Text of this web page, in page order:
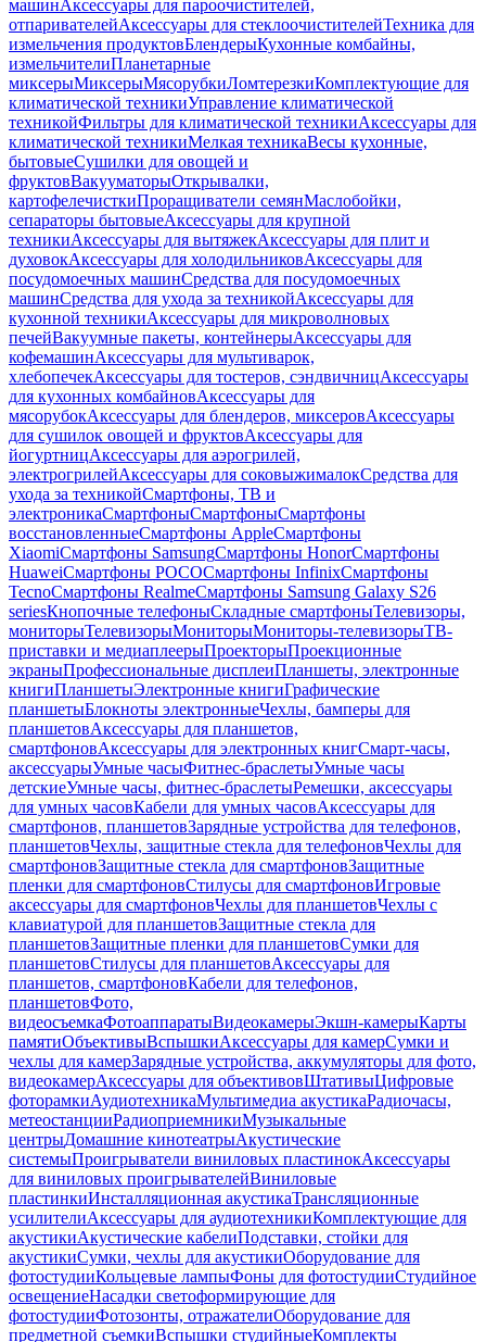
машинАксессуары для пароочистителей,
отпаривателейАксессуары для стеклоочистителейТехника для
измельчения продуктовБлендерыКухонные комбайны,
измельчителиПланетарные
миксерыМиксерыМясорубкиЛомтерезкиКомплектующие для
климатической техникиУправление климатической
техникойФильтры для климатической техникиАксессуары для
климатической техникиМелкая техникаВесы кухонные,
бытовыеСушилки для овощей и
фруктовВакууматорыОткрывалки,
картофелечисткиПроращиватели семянМаслобойки,
сепараторы бытовыеАксессуары для крупной
техникиАксессуары для вытяжекАксессуары для плит и
духовокАксессуары для холодильниковАксессуары для
посудомоечных машинСредства для посудомоечных
машинСредства для ухода за техникойАксессуары для
кухонной техникиАксессуары для микроволновых
печейВакуумные пакеты, контейнерыАксессуары для
кофемашинАксессуары для мультиварок,
хлебопечекАксессуары для тостеров, сэндвичницАксессуары
для кухонных комбайновАксессуары для
мясорубокАксессуары для блендеров, миксеровАксессуары
для сушилок овощей и фруктовАксессуары для
йогуртницАксессуары для аэрогрилей,
электрогрилейАксессуары для соковыжималокСредства для
ухода за техникойСмартфоны, ТВ и
электроникаСмартфоныСмартфоныСмартфоны
восстановленныеСмартфоны AppleСмартфоны
XiaomiСмартфоны SamsungСмартфоны HonorСмартфоны
HuaweiСмартфоны POCOСмартфоны InfinixСмартфоны
TecnoСмартфоны RealmeСмартфоны Samsung Galaxy S26
seriesКнопочные телефоныСкладные смартфоныТелевизоры,
мониторыТелевизорыМониторыМониторы-телевизорыТВ-
приставки и медиаплеерыПроекторыПроекционные
экраныПрофессиональные дисплеиПланшеты, электронные
книгиПланшетыЭлектронные книгиГрафические
планшетыБлокноты электронныеЧехлы, бамперы для
планшетовАксессуары для планшетов,
смартфоновАксессуары для электронных книгСмарт-часы,
аксессуарыУмные часыФитнес-браслетыУмные часы
детскиеУмные часы, фитнес-браслетыРемешки, аксессуары
для умных часовКабели для умных часовАксессуары для
смартфонов, планшетовЗарядные устройства для телефонов,
планшетовЧехлы, защитные стекла для телефоновЧехлы для
смартфоновЗащитные стекла для смартфоновЗащитные
пленки для смартфоновСтилусы для смартфоновИгровые
аксессуары для смартфоновЧехлы для планшетовЧехлы с
клавиатурой для планшетовЗащитные стекла для
планшетовЗащитные пленки для планшетовСумки для
планшетовСтилусы для планшетовАксессуары для
планшетов, смартфоновКабели для телефонов,
планшетовФото,
видеосъемкаФотоаппаратыВидеокамерыЭкшн-камерыКарты
памятиОбъективыВспышкиАксессуары для камерСумки и
чехлы для камерЗарядные устройства, аккумуляторы для фото,
видеокамерАксессуары для объективовШтативыЦифровые
фоторамкиАудиотехникаМультимедиа акустикаРадиочасы,
метеостанцииРадиоприемникиМузыкальные
центрыДомашние кинотеатрыАкустические
системыПроигрыватели виниловых пластинокАксессуары
для виниловых проигрывателейВиниловые
пластинкиИнсталляционная акустикаТрансляционные
усилителиАксессуары для аудиотехникиКомплектующие для
акустикиАкустические кабелиПодставки, стойки для
акустикиСумки, чехлы для акустикиОборудование для
фотостудииКольцевые лампыФоны для фотостудииСтудийное
освещениеНасадки светоформирующие для
фотостудииФотозонты, отражателиОборудование для
предметной съемкиВспышки студийныеКомплекты